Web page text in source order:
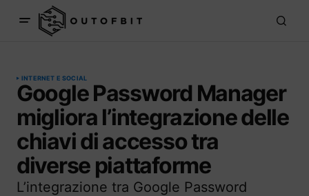
INTERNET E SOCIAL
Google Password Manager
migliora l’integrazione delle
chiavi di accesso tra
diverse piattaforme
L’integrazione tra Google Password